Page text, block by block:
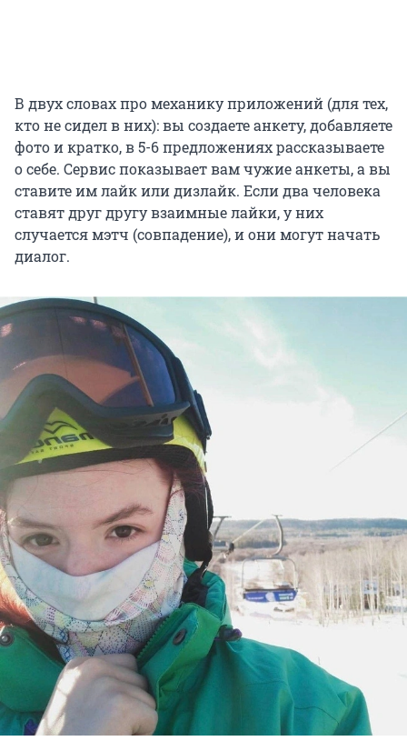
В двух словах про механику приложений (для тех,
кто не сидел в них): вы создаете анкету, добавляете
фото и кратко, в 5-6 предложениях рассказываете
о себе. Сервис показывает вам чужие анкеты, а вы
ставите им лайк или дизлайк. Если два человека
ставят друг другу взаимные лайки, у них
случается мэтч (совпадение), и они могут начать
диалог.